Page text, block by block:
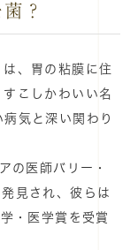
？
、胃の粘膜に住
こしかわいい名
気と深い関わり
の医師バリー・
見され、彼らは
・医学賞を受賞